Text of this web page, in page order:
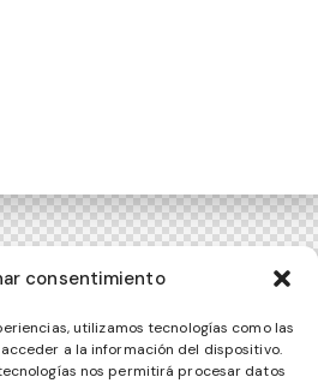
consentimiento
utilizamos tecnologías como las
a la información del dispositivo.
nos permitirá procesar datos